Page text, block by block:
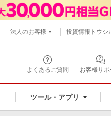
よくあるご質問 お客様サポ
ツール・アプリ
法人のお客様 投資情報トウシ